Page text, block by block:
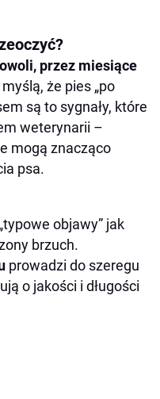
przez miesiące
że pies „po
są to sygnały, które
weterynarii –
mogą znacząco
psa.
objawy” jak
brzuch.
prowadzi do szeregu
o jakości i długości